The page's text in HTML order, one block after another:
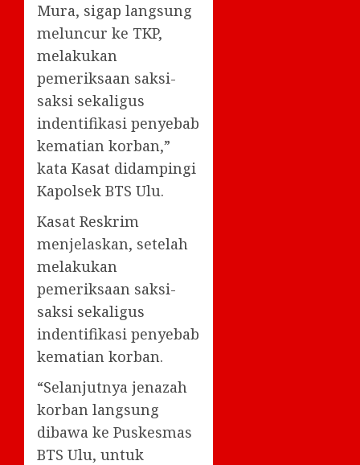
Mura, sigap langsung
meluncur ke TKP,
melakukan
pemeriksaan saksi-
saksi sekaligus
indentifikasi penyebab
kematian korban,”
kata Kasat didampingi
Kapolsek BTS Ulu.
Kasat Reskrim
menjelaskan, setelah
melakukan
pemeriksaan saksi-
saksi sekaligus
indentifikasi penyebab
kematian korban.
“Selanjutnya jenazah
korban langsung
dibawa ke Puskesmas
BTS Ulu, untuk